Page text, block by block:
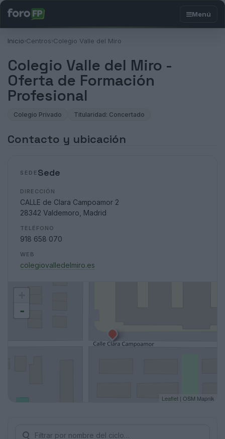
Inicio›Centros›Colegio Valle del Miro
Colegio Valle del Miro -
Oferta de Formación
Profesional
Colegio Privado Titularidad: Concertado
Contacto y ubicación
SEDE Sede
DIRECCIÓN
CALLE de Clara Campoamor 2
28342 Valdemoro, Madrid
TELÉFONO
918 658 070
WEB
colegiovalledelmiro.es
-
Leaflet | OSM Mapnik